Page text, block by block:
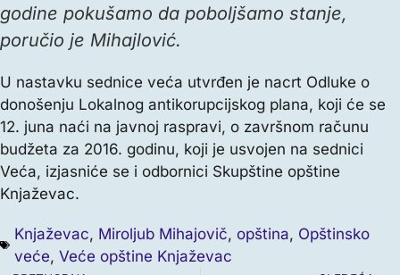
godine pokušamo da poboljšamo stanje,
poručio je Mihajlović.
U nastavku sednice veća utvrđen je nacrt Odluke o
donošenju Lokalnog antikorupcijskog plana, koji će se
12. juna naći na javnoj raspravi, o završnom računu
budžeta za 2016. godinu, koji je usvojen na sednici
Veća, izjasniće se i odbornici Skupštine opštine
Knjaževac.
Knjaževac, Miroljub Mihajovič,opština, Opštinsko
veće,Veće opštine Knjaževac